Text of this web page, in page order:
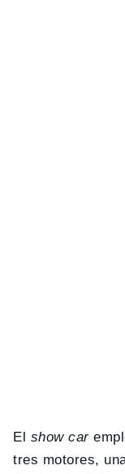
El show car
tres motores,